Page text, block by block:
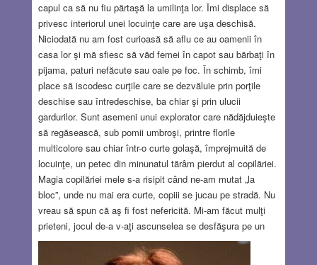
capul ca să nu fiu părtaşă la umilinţa lor. Îmi displace să
privesc interiorul unei locuinţe care are uşa deschisă.
Niciodată nu am fost curioasă să aflu ce au oamenii în
casa lor şi mă sfiesc să văd femei în capot sau bărbaţi în
pijama, paturi nefăcute sau oale pe foc. În schimb, îmi
place să iscodesc curţile care se dezvăluie prin porţile
deschise sau întredeschise, ba chiar şi prin ulucii
gardurilor. Sunt asemeni unui explorator care nădăjduieşte
să regăsească, sub pomii umbroşi, printre florile
multicolore sau chiar într-o curte golaşă, împrejmuită de
locuinţe, un petec din minunatul tărâm pierdut al copilăriei.
Magia copilăriei mele s-a risipit când ne-am mutat „la
bloc”, unde nu mai era curte, copiii se jucau pe stradă. Nu
vreau să spun că aş fi fost nefericită. Mi-am făcut mulţi
prieteni, jocul de-a v-aţi ascunselea se desfăşura pe un
spaţiu mai mare şi era mai palpitant, dar îmi lipsea curtea,
pentru că până atunci avusesem norocul să locuiesc în